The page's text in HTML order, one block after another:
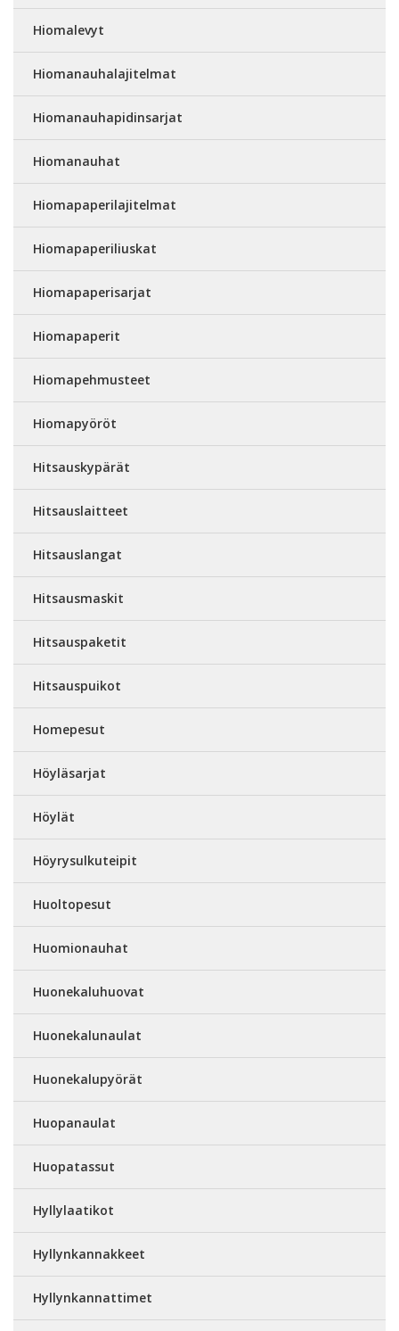
Hiomalevyt
Hiomanauhalajitelmat
Hiomanauhapidinsarjat
Hiomanauhat
Hiomapaperilajitelmat
Hiomapaperiliuskat
Hiomapaperisarjat
Hiomapaperit
Hiomapehmusteet
Hiomapyöröt
Hitsauskypärät
Hitsauslaitteet
Hitsauslangat
Hitsausmaskit
Hitsauspaketit
Hitsauspuikot
Homepesut
Höyläsarjat
Höylät
Höyrysulkuteipit
Huoltopesut
Huomionauhat
Huonekaluhuovat
Huonekalunaulat
Huonekalupyörät
Huopanaulat
Huopatassut
Hyllylaatikot
Hyllynkannakkeet
Hyllynkannattimet